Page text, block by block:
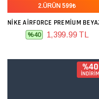
2.ÜRÜN 599₺
%40 1,399.99 TL
%40
İNDİRİM